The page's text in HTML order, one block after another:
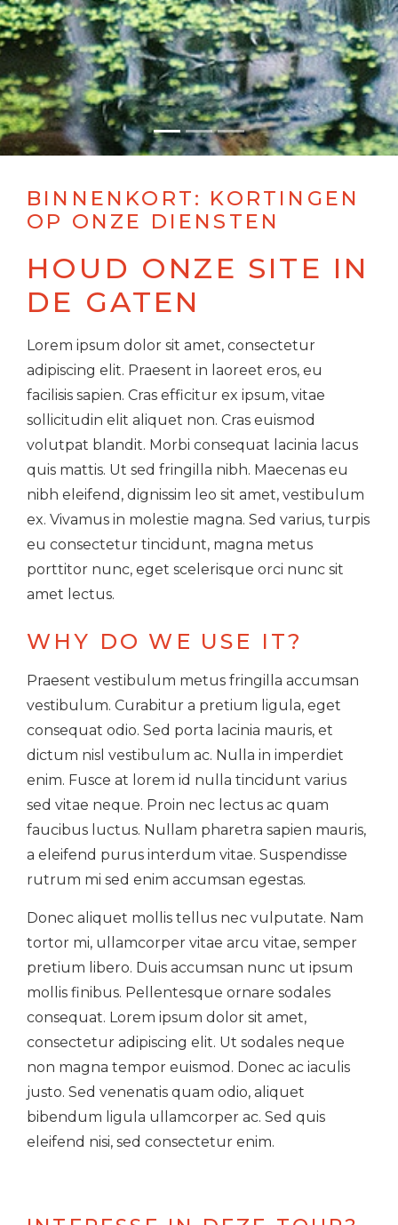
BINNENKORT: KORTINGEN
OP ONZE DIENSTEN
HOUD ONZE SITE IN
DE GATEN
Lorem ipsum dolor sit amet, consectetur
adipiscing elit. Praesent in laoreet eros, eu
facilisis sapien. Cras efficitur ex ipsum, vitae
sollicitudin elit aliquet non. Cras euismod
volutpat blandit. Morbi consequat lacinia lacus
quis mattis. Ut sed fringilla nibh. Maecenas eu
nibh eleifend, dignissim leo sit amet, vestibulum
ex. Vivamus in molestie magna. Sed varius, turpis
eu consectetur tincidunt, magna metus
porttitor nunc, eget scelerisque orci nunc sit
amet lectus.
WHY DO WE USE IT?
Praesent vestibulum metus fringilla accumsan
vestibulum. Curabitur a pretium ligula, eget
consequat odio. Sed porta lacinia mauris, et
dictum nisl vestibulum ac. Nulla in imperdiet
enim. Fusce at lorem id nulla tincidunt varius
sed vitae neque. Proin nec lectus ac quam
faucibus luctus. Nullam pharetra sapien mauris,
a eleifend purus interdum vitae. Suspendisse
rutrum mi sed enim accumsan egestas.
Donec aliquet mollis tellus nec vulputate. Nam
tortor mi, ullamcorper vitae arcu vitae, semper
pretium libero. Duis accumsan nunc ut ipsum
mollis finibus. Pellentesque ornare sodales
consequat. Lorem ipsum dolor sit amet,
consectetur adipiscing elit. Ut sodales neque
non magna tempor euismod. Donec ac iaculis
justo. Sed venenatis quam odio, aliquet
bibendum ligula ullamcorper ac. Sed quis
eleifend nisi, sed consectetur enim.